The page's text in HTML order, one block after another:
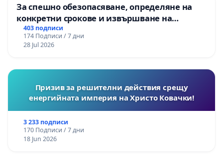
За спешно обезопасяване, определяне на
конкретни срокове и извършване на
цялостна рехабилитация на
републиканския път между пътен възел АМ
„Тракия“ - гр. Ихтиман - с. Мирово - к.к.
403 подписи
174 Подписи / 7 дни
28 Jul 2026
Призив за решителни действия срещу
енергийната империя на Христо Ковачки!
3 233 подписи
170 Подписи / 7 дни
18 Jun 2026